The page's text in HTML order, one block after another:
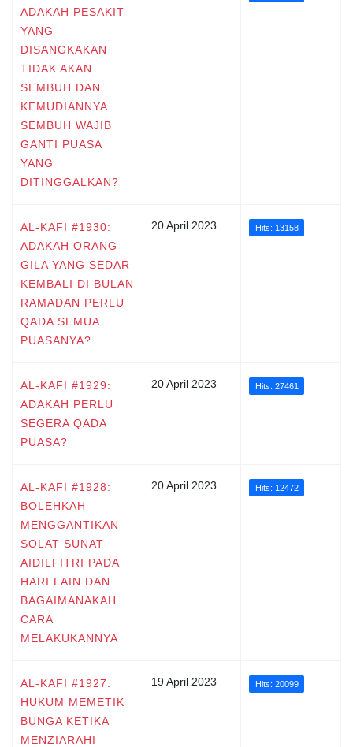
ADAKAH PESAKIT
YANG
DISANGKAKAN
TIDAK AKAN
SEMBUH DAN
KEMUDIANNYA
SEMBUH WAJIB
GANTI PUASA
YANG
DITINGGALKAN?
AL-KAFI #1930:
ADAKAH ORANG
GILA YANG SEDAR
KEMBALI DI BULAN
RAMADAN PERLU
QADA SEMUA
PUASANYA?
20 April 2023 Hits: 13158
AL-KAFI #1929:
ADAKAH PERLU
SEGERA QADA
PUASA?
20 April 2023 Hits: 27461
AL-KAFI #1928:
BOLEHKAH
MENGGANTIKAN
SOLAT SUNAT
AIDILFITRI PADA
HARI LAIN DAN
BAGAIMANAKAH
CARA
MELAKUKANNYA
20 April 2023 Hits: 12472
AL-KAFI #1927:
HUKUM MEMETIK
BUNGA KETIKA
MENZIARAHI
19 April 2023 Hits: 20099